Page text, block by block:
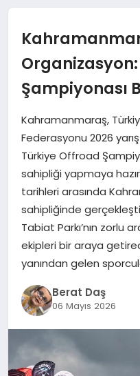
AFŞİN
BİZE ULAŞIN
GÖKSUN
TÜRKOĞLU
PAZARCIK
NURHAK
Şampiyonası
Kahramanmaraş,
Federasyonu 2026
Türkiye Offroad
sahipliği yapmaya
tarihleri arasında
sahipliğinde
Tabiat Parkı’nın zorlu
ekipleri bir araya
yanından gelen
Berat Daş
06 Mayıs 2026